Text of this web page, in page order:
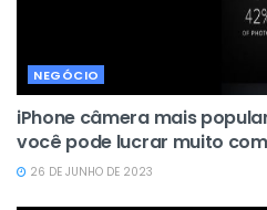
NEGÓCIO
iPhone câmera mais
você pode lucrar muito
26 DE JUNHO DE 2023